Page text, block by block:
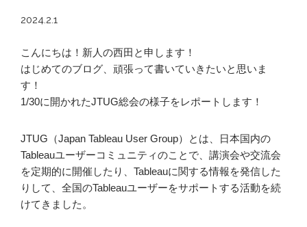
2024.2.1
こんにちは！新人の西田と申します！
はじめてのブログ、頑張って書いていきたいと思いま
す！
1/30に開かれたJTUG総会の様子をレポートします！
JTUG（Japan Tableau User Group）とは、日本国内の
Tableauユーザーコミュニティのことで、講演会や交流会
を定期的に開催したり、Tableauに関する情報を発信した
りして、全国のTableauユーザーをサポートする活動を続
けてきました。